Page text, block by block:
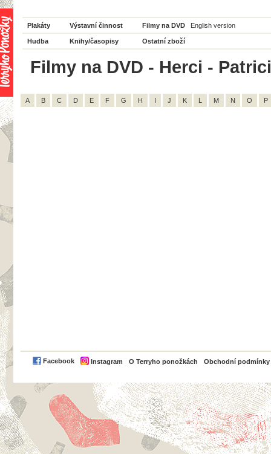
Plakáty Výstavní činnost Filmy na DVD English version
Hudba Knihy/časopisy Ostatní zboží
Filmy na DVD - Herci -
A B C D E F G H I J K L M N O P
Facebook Instagram O Terryho ponožkách Obchodní podmínky
PayPal